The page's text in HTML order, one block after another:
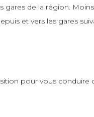
de la région.
et vers les gares
pour vous conduire